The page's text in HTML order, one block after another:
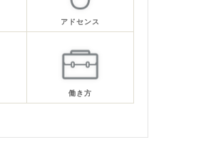
アドセンス
働き方